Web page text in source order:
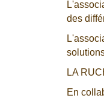
des
LA
En